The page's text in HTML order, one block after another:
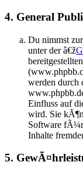
4. General
Du nimmst
unter der â€ž
werden durch
Einfluss auf
wird. Sie
Software fÃ¼r
Inhalte
5.